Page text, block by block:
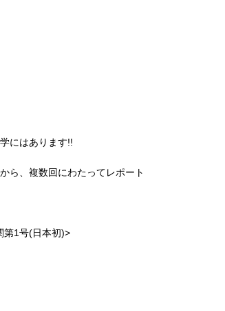
にはあります!!
ら、複数回にわたってレポート
第1号(日本初)>